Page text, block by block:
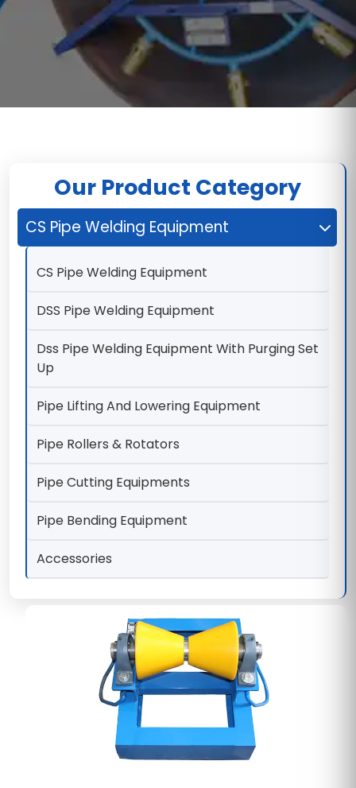
Our Product Category
CS Pipe Welding Equipment
CS Pipe Welding Equipment
DSS Pipe Welding Equipment
Dss Pipe Welding Equipment With Purging Set
Up
Pipe Lifting And Lowering Equipment
Pipe Rollers & Rotators
Pipe Cutting Equipments
Pipe Bending Equipment
Accessories